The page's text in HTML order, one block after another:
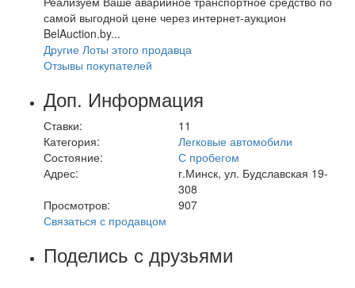
самой выгодной цене через интернет-аукцион
BelAuction.by...
Другие Лоты этого продавца
Отзывы покупателей
Доп. Информация
Ставки:
11
Категория:
Легковые автомобили
Состояние:
С пробегом
Адрес:
г.Минск, ул. Будславская 19-
308
Просмотров:
907
Связаться с продавцом
Поделись с друзьями